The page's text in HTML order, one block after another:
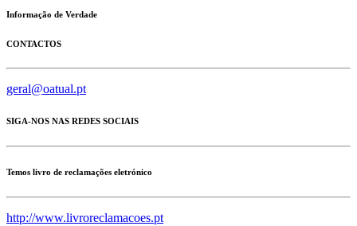
Informação de Verdade
CONTACTOS
geral@oatual.pt
SIGA-NOS NAS REDES SOCIAIS
Temos livro de reclamações eletrónico
http://www.livroreclamacoes.pt